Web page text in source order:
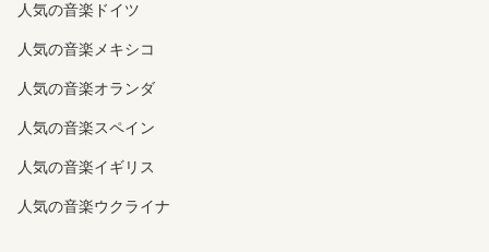
人気の音楽ドイツ
人気の音楽メキシコ
人気の音楽オランダ
人気の音楽スペイン
人気の音楽イギリス
人気の音楽ウクライナ